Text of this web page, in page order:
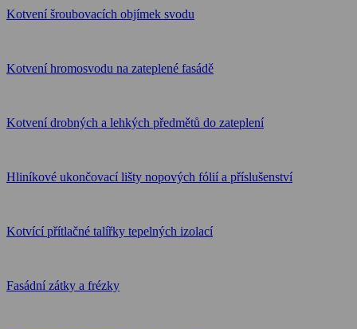
Kotvení šroubovacích objímek svodu
Kotvení hromosvodu na zateplené fasádě
Kotvení drobných a lehkých předmětů do zateplení
Hliníkové ukončovací lišty nopových fólií a příslušenství
Kotvící přítlačné talířky tepelných izolací
Fasádní zátky a frézky